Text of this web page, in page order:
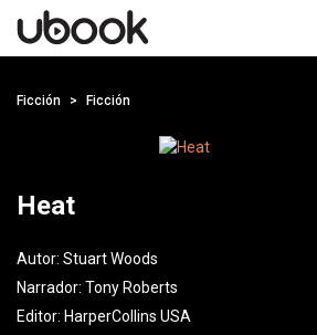
Ficción Ficción
Heat
Autor: Stuart Woods
Narrador: Tony Roberts
Editor: HarperCollins USA